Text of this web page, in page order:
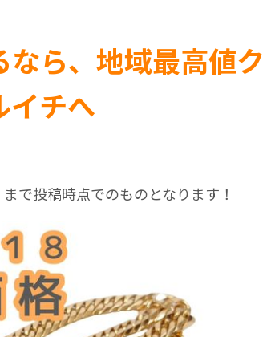
ら、地域最高値ク
イチへ
で投稿時点でのものとなります！